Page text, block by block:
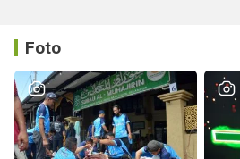
Foto